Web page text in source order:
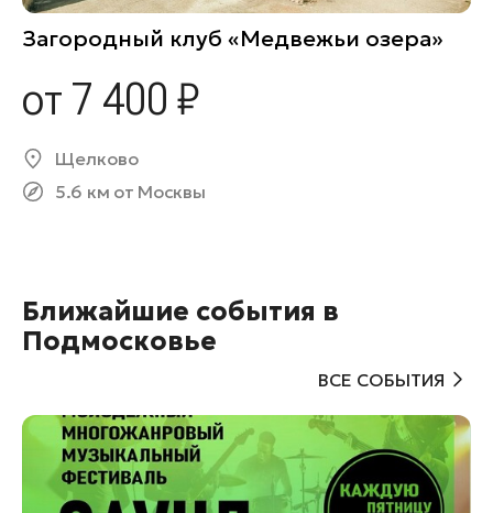
Загородный клуб «Медвежьи озера»
от 7 400 ₽
Щелково
5.6 км от Москвы
Ближайшие события в
Подмосковье
ВСЕ СОБЫТИЯ